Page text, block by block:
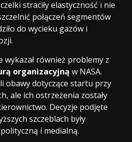
straciły elastyczność i nie
połączeń segmentów
do wycieku gazów i
również problemy z
organizacyjną w NASA.
obawy dotyczące startu przy
ale ich ostrzeżenia zostały
Decyzje podjęte
szczeblach były
i medialną.